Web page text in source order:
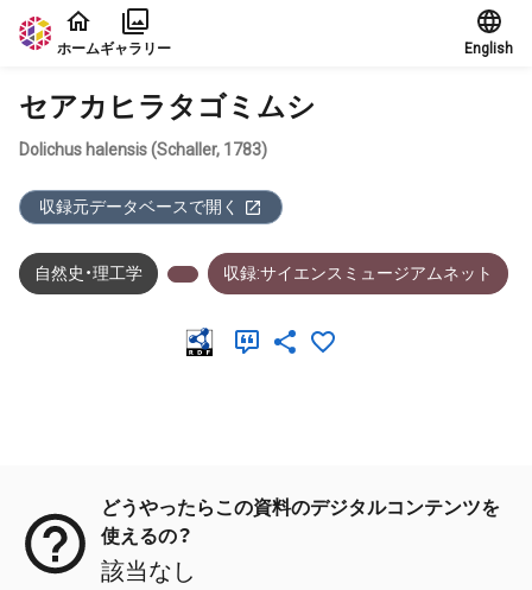
本文に飛ぶ
ホームギャラリー English
セアカヒラタゴミムシ
Dolichus halensis (Schaller, 1783)
収録元データベースで開く
自然史・理工学 収録:サイエンスミュージアムネット
どうやったらこの資料のデジタルコンテンツを
使えるの？
該当なし